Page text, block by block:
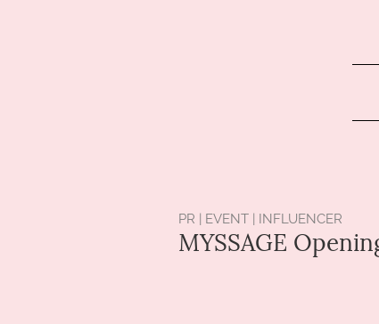
PR | EVENT | INFLUENCER
MYSSAGE